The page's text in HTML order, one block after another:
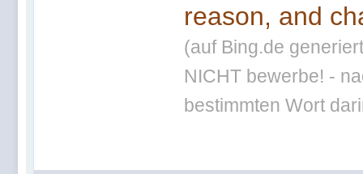
reason, and
(auf Bing.de
NICHT bewerbe! -
bestimmten Wort